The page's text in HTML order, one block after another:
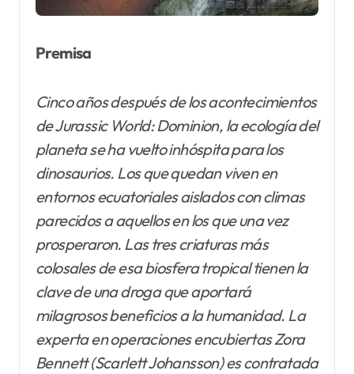
Premisa
Cinco años después de los acontecimientos
de Jurassic World: Dominion, la ecología del
planeta se ha vuelto inhóspita para los
dinosaurios. Los que quedan viven en
entornos ecuatoriales aislados con climas
parecidos a aquellos en los que una vez
prosperaron. Las tres criaturas más
colosales de esa biosfera tropical tienen la
clave de una droga que aportará
milagrosos beneficios a la humanidad. La
experta en operaciones encubiertas Zora
Bennett (Scarlett Johansson) es contratada